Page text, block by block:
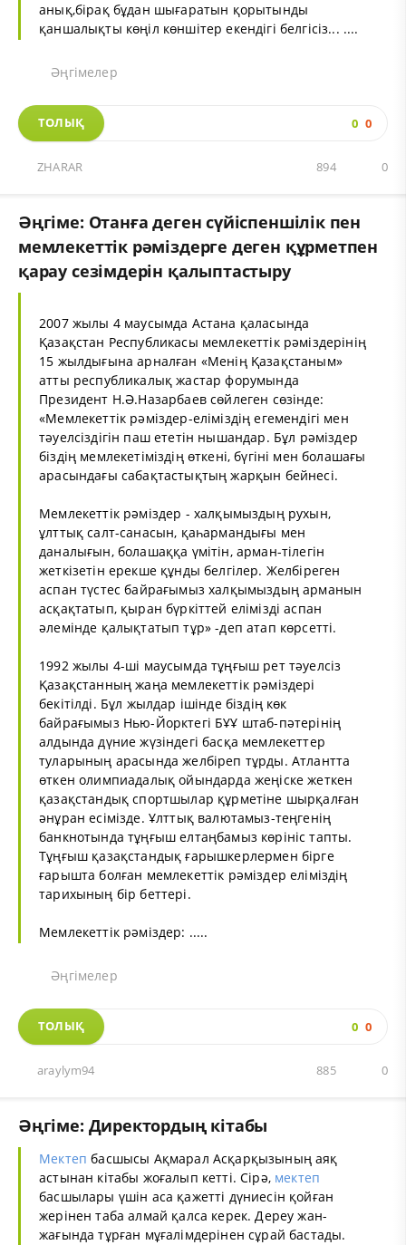
анық,бірақ бұдан шығаратын қорытынды
қаншалықты көңіл көншітер екендігі белгісіз...​​ ....
Әңгімелер
ТОЛЫҚ 0 0
ZHARAR 0
894
Әңгіме: Отанға деген сүйіспеншілік пен
мемлекеттік рәміздерге деген құрметпен
қарау сезімдерін қалыптастыру
2007 жылы 4 маусымда Астана қаласында
Қазақстан Республикасы мемлекеттік рәміздерінің
15 жылдығына арналған «Менің Қазақстаным»
атты республикалық жастар форумында
Президент Н.Ә.Назарбаев сөйлеген сөзінде:
«Мемлекеттік рәміздер-еліміздің егемендігі мен
тәуелсіздігін паш ететін нышандар. Бұл рәміздер
біздің мемлекетіміздің өткені, бүгіні мен болашағы
арасындағы сабақтастықтың жарқын бейнесі.
Мемлекеттік рәміздер - халқымыздың рухын,
ұлттық салт-санасын, қаһармандығы мен
даналығын, болашаққа үмітін, арман-тілегін
жеткізетін ерекше құнды белгілер. Желбіреген
аспан түстес байрағымыз халқымыздың арманын
асқақтатып, қыран бүркіттей елімізді аспан
әлемінде қалықтатып тұр» -деп атап көрсетті.
1992 жылы 4-ші маусымда тұңғыш рет тәуелсіз
Қазақстанның жаңа мемлекеттік рәміздері
бекітілді. Бұл жылдар ішінде біздің көк
байрағымыз Нью-Йорктегі БҰҰ штаб-пәтерінің
алдында дүние жүзіндегі басқа мемлекеттер
туларының арасында желбіреп тұрды. Атлантта
өткен олимпиадалық ойындарда жеңіске жеткен
қазақстандық спортшылар құрметіне шырқалған
әнұран есімізде. Ұлттық валютамыз-теңгенің
банкнотында тұңғыш елтаңбамыз көрініс тапты.
Тұңғыш қазақстандық ғарышкерлермен бірге
ғарышта болған мемлекеттік рәміздер еліміздің
тарихының бір беттері.
Мемлекеттік рәміздер: .....
Әңгімелер
ТОЛЫҚ 0 0
araylym94 0
885
Әңгіме: Директордың кітабы
Мектеп басшысы Ақмарал Асқарқызының аяқ
астынан кітабы жоғалып кетті. Сірә, мектеп
басшылары үшін аса қажетті дүниесін қойған
жерінен таба алмай қалса керек. Дереу жан-
жағында тұрған мұғалімдерінен сұрай бастады.